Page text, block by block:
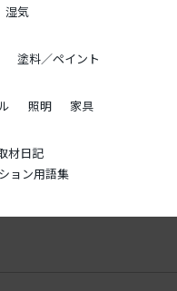
湿気
塗料／ペイント
照明
家具
材日記
ョン用語集